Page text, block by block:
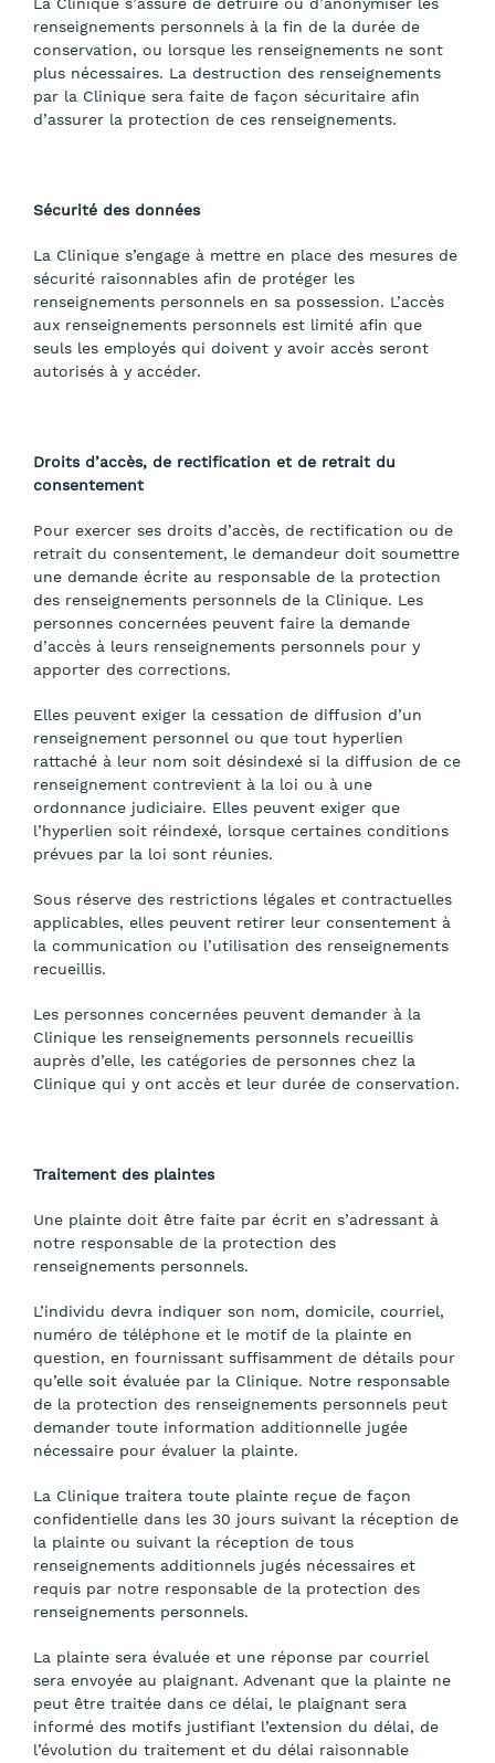
renseignements personnels à la fin de la durée de
conservation, ou lorsque les renseignements ne sont
plus nécessaires. La destruction des renseignements
par la Clinique sera faite de façon sécuritaire afin
d’assurer la protection de ces renseignements.
Sécurité des données
La Clinique s’engage à mettre en place des mesures de
sécurité raisonnables afin de protéger les
renseignements personnels en sa possession. L’accès
aux renseignements personnels est limité afin que
seuls les employés qui doivent y avoir accès seront
autorisés à y accéder.
Droits d’accès, de rectification et de retrait du
consentement
Pour exercer ses droits d’accès, de rectification ou de
retrait du consentement, le demandeur doit soumettre
une demande écrite au responsable de la protection
des renseignements personnels de la Clinique. Les
personnes concernées peuvent faire la demande
d’accès à leurs renseignements personnels pour y
apporter des corrections.
Elles peuvent exiger la cessation de diffusion d’un
renseignement personnel ou que tout hyperlien
rattaché à leur nom soit désindexé si la diffusion de ce
renseignement contrevient à la loi ou à une
ordonnance judiciaire. Elles peuvent exiger que
l’hyperlien soit réindexé, lorsque certaines conditions
prévues par la loi sont réunies.
Sous réserve des restrictions légales et contractuelles
applicables, elles peuvent retirer leur consentement à
la communication ou l’utilisation des renseignements
recueillis.
Les personnes concernées peuvent demander à la
Clinique les renseignements personnels recueillis
auprès d’elle, les catégories de personnes chez la
Clinique qui y ont accès et leur durée de conservation.
Traitement des plaintes
Une plainte doit être faite par écrit en s’adressant à
notre responsable de la protection des
renseignements personnels.
L’individu devra indiquer son nom, domicile, courriel,
numéro de téléphone et le motif de la plainte en
question, en fournissant suffisamment de détails pour
qu’elle soit évaluée par la Clinique. Notre responsable
de la protection des renseignements personnels peut
demander toute information additionnelle jugée
nécessaire pour évaluer la plainte.
La Clinique traitera toute plainte reçue de façon
confidentielle dans les 30 jours suivant la réception de
la plainte ou suivant la réception de tous
renseignements additionnels jugés nécessaires et
requis par notre responsable de la protection des
renseignements personnels.
La plainte sera évaluée et une réponse par courriel
sera envoyée au plaignant. Advenant que la plainte ne
peut être traitée dans ce délai, le plaignant sera
informé des motifs justifiant l’extension du délai, de
l’évolution du traitement et du délai raisonnable